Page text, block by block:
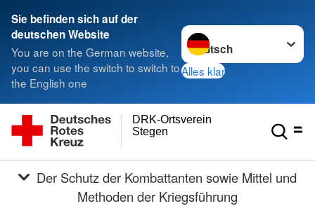
Sie befinden sich auf der
deutschen Website
You are on the German website,
you can use the switch to switch to
the English one
Sprache wechseln zu
Alles klar
Stegen
DRK-Ortsverein
Methoden der Kriegsführung